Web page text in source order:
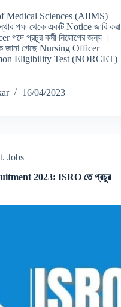
Medical Sciences (AIIMS)
পক্ষ থেকে একটি Notice জারি করা
পদে প্রচুর কর্মী নিয়োগের জন্য ।
গেছে Nursing Officer
Eligibility Test (NORCET)
16/04/2023
Jobs
2023: ISRO তে প্রচুর